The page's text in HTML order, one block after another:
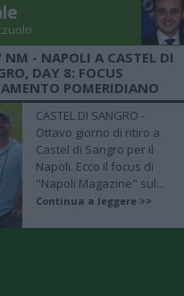
NM - NAPOLI A CASTEL DI
DAY 8: FOCUS
POMERIDIANO
CASTEL DI SANGRO -
Ottavo giorno di ritiro a
Castel di Sangro per il
Napoli. Ecco il focus di
"Napoli Magazine" sul...
Continua a leggere >>